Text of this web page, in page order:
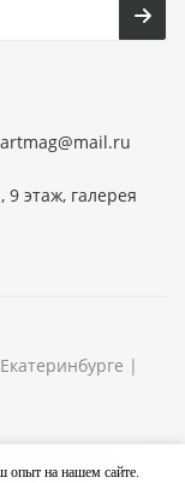
9 этаж, галерея
|
на нашем сайте.